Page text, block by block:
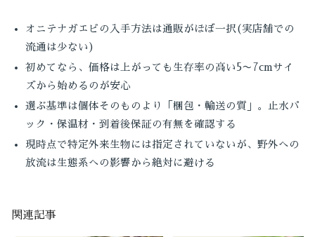
オニテナガエビの入手方法は通販がほぼ一択(実店舗での
流通は少ない)
初めてなら、価格は上がっても生存率の高い5〜7cmサイ
ズから始めるのが安心
選ぶ基準は個体そのものより「梱包・輸送の質」。止水パ
ック・保温材・到着後保証の有無を確認する
現時点で特定外来生物には指定されていないが、野外への
放流は生態系への影響から絶対に避ける
関連記事